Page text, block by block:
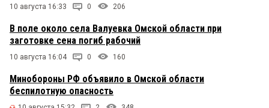
10 августа 16:33 0 206
В поле около села Валуевка Омской области при
заготовке сена погиб рабочий
10 августа 16:04 0 160
Минобороны РФ объявило в Омской области
беспилотную опасность